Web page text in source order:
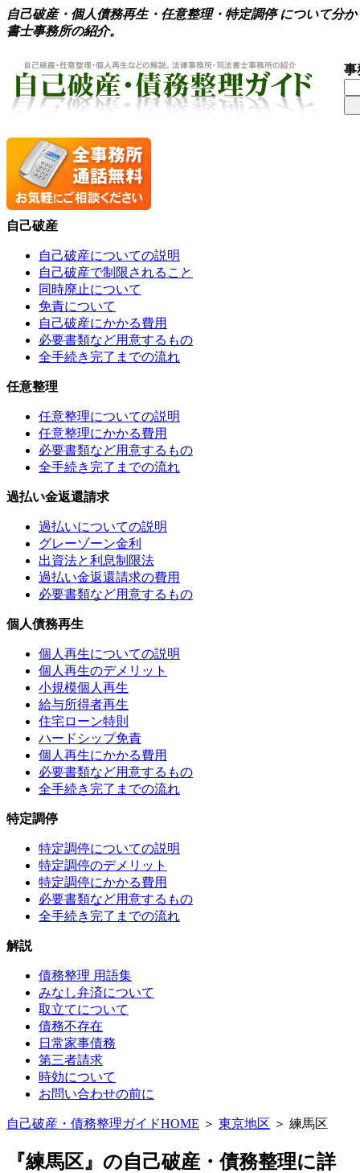
自己破産・個人債務再生・任意整理・特定調停 について分
書士事務所の紹介。
事
自己破産
自己破産についての説明
自己破産で制限されること
同時廃止について
免責について
自己破産にかかる費用
必要書類など用意するもの
全手続き完了までの流れ
任意整理
任意整理についての説明
任意整理にかかる費用
必要書類など用意するもの
全手続き完了までの流れ
過払い金返還請求
過払いについての説明
グレーゾーン金利
出資法と利息制限法
過払い金返還請求の費用
必要書類など用意するもの
個人債務再生
個人再生についての説明
個人再生のデメリット
小規模個人再生
給与所得者再生
住宅ローン特則
ハードシップ免責
個人再生にかかる費用
必要書類など用意するもの
全手続き完了までの流れ
特定調停
特定調停についての説明
特定調停のデメリット
特定調停にかかる費用
必要書類など用意するもの
全手続き完了までの流れ
解説
債務整理 用語集
みなし弁済について
取立てについて
債務不存在
日常家事債務
第三者請求
時効について
お問い合わせの前に
自己破産・債務整理ガイドHOME ＞ 東京地区 ＞ 練馬区
『練馬区』の自己破産・債務整理に詳